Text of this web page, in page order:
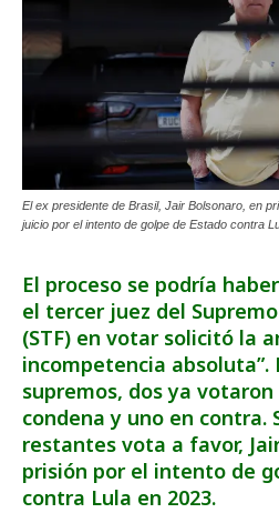
El ex presidente de Brasil, Jair Bolsonaro, en
juicio por el intento de golpe de Estado contra
El proceso se podría
el tercer juez del
(STF) en votar solicitó la
incompetencia absoluta”.
supremos, dos ya
condena y uno en contra.
restantes vota a favor,
prisión por el intento de
contra Lula en 2023.